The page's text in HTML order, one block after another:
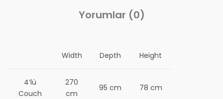
Yorumlar (0)
Width Depth Height
4’lü
Couch
270
cm
95 cm 78 cm